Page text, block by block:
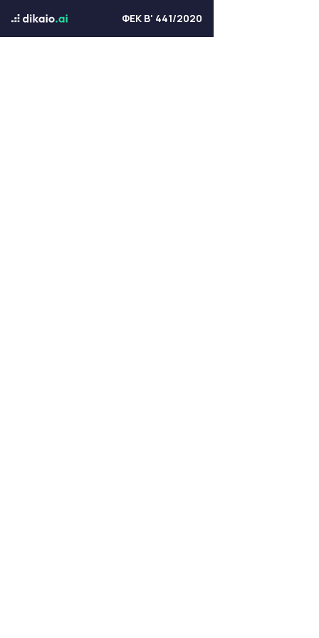
ΦΕΚ Β' 441/2020